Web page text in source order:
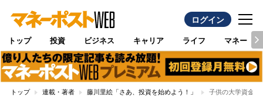
ログイン
トップ 投資 ビジネス キャリア ライフ マネー
トップ 連載・著者 藤川里絵「さあ、投資を始めよう！」 子供の大学資金